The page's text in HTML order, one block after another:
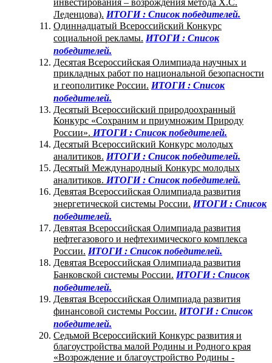
Леденцова). ИТОГИ : Список победителей.
Одиннадцатый Всероссийский Конкурс
социальной рекламы. ИТОГИ : Список
победителей.
Десятая Всероссийская Олимпиада научных и
прикладных работ по национальной безопасности
и геополитике России. ИТОГИ : Список
победителей.
Десятый Всероссийский природоохранный
Конкурс «Сохраним и приумножим Природу
России». ИТОГИ : Список победителей.
Десятый Всероссийский Конкурс молодых
аналитиков. ИТОГИ : Список победителей.
Десятый Международный Конкурс молодых
аналитиков. ИТОГИ : Список победителей.
Девятая Всероссийская Олимпиада развития
энергетической системы России. ИТОГИ : Список
победителей.
Девятая Всероссийская Олимпиада развития
нефтегазового и нефтехимического комплекса
России. ИТОГИ : Список победителей.
Девятая Всероссийская Олимпиада развития
Банковской системы России. ИТОГИ : Список
победителей.
Девятая Всероссийская Олимпиада развития
финансовой системы России. ИТОГИ : Список
победителей.
Седьмой Всероссийский Конкурс развития и
благоустройства малой Родины и Родного края
«Возрождение и благоустройство Родины -